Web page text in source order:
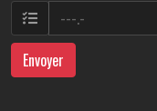
Envoyer